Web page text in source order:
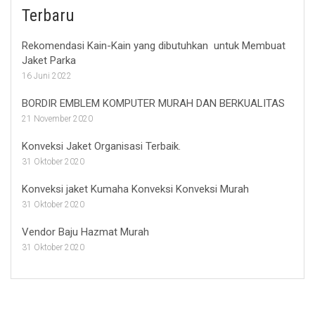
Terbaru
Rekomendasi Kain-Kain yang dibutuhkan untuk Membuat
Jaket Parka
16 Juni 2022
BORDIR EMBLEM KOMPUTER MURAH DAN BERKUALITAS
21 November 2020
Konveksi Jaket Organisasi Terbaik.
31 Oktober 2020
Konveksi jaket Kumaha Konveksi Konveksi Murah
31 Oktober 2020
Vendor Baju Hazmat Murah
31 Oktober 2020